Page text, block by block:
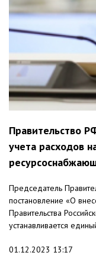
Правительство
учета расходов
Председатель
постановление «О
Правительства
устанавливается
01.12.2023 13:17